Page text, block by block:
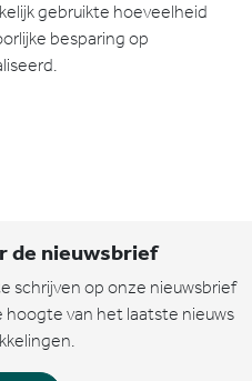
gebruikte hoeveelheid
besparing op
de nieuwsbrief
schrijven op onze nieuwsbrief
hoogte van het laatste nieuws